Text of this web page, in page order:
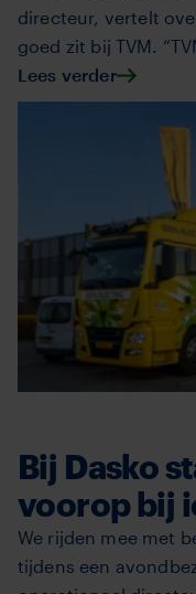
directeur, vertelt
goed zit bij TVM.
Lees verder
Bij Dasko
voorop bij
We rijden mee met
tijdens een